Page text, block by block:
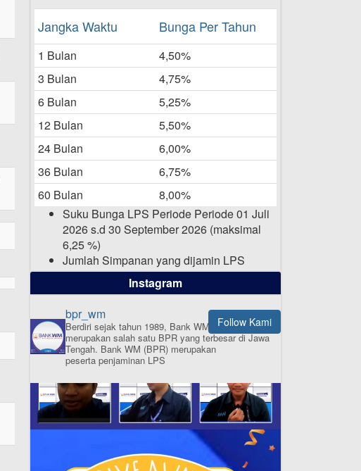
16-06-2025
Daftar Pemenang Undian
TAMASHA Bulan Mei 2025
20-05-2025
Laporan Keuangan Berkelanjutan
06-05-2025
Daftar Pemenang Undian
TAMASHA Bulan April 2025
Pengumuman Nama Baru
Perusahaan
03-03-2025
Jangka Waktu Bunga Per Tahun
1 Bulan
4,50%
3 Bulan
4,75%
6 Bulan
5,25%
12 Bulan
5,50%
24 Bulan
6,00%
36 Bulan
6,75%
60 Bulan
8,00%
Suku Bunga LPS Periode Periode 01 Juli
2026 s.d 30 September 2026 (maksimal
6,25 %)
Jumlah Simpanan yang dijamin LPS
maksimal sampai dengan 2 Milyar Rupiah
per nasabah dalam satu bank
ISI APLIKASI SEKARANG
Instagram
Follow Kami
bpr_wm
Berdiri sejak tahun 1989, Bank WM (BPR)
merupakan salah satu BPR yang terbesar di Jawa
Tengah. Bank WM (BPR) merupakan
peserta penjaminan LPS